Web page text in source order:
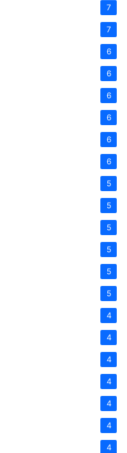
7
7
6
6
6
6
6
6
5
5
5
5
5
5
4
4
4
4
4
4
4